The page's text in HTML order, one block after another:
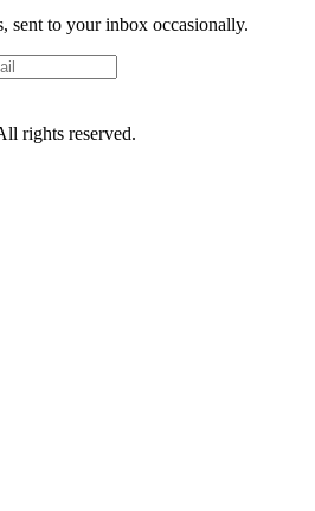
sent to your inbox occasionally.
rights reserved.